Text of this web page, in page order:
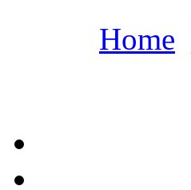
Home